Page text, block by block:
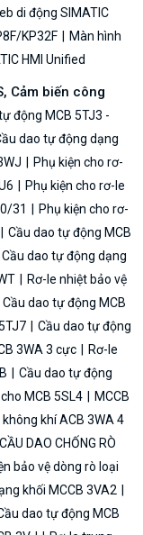
di động SIMATIC
KP32F
Màn hình
HMI Unified
Cảm biến công
động MCB 5TJ3 -
dao tự động dạng
Phụ kiện cho rơ-
Phụ kiện cho rơ-le
31
Phụ kiện cho rơ-
Cầu dao tự động MCB
Cầu dao tự động dạng
Rơ-le nhiệt bảo vệ
Cầu dao tự động MCB
Cầu dao tự động
3WA 3 cực
Rơ-le
Cầu dao tự động
MCB 5SL4
MCCB
khí ACB 3WA 4
CẦU DAO CHỐNG RÒ
bảo vệ dòng rò loại
khối MCCB 3VA2
dao tự động MCB